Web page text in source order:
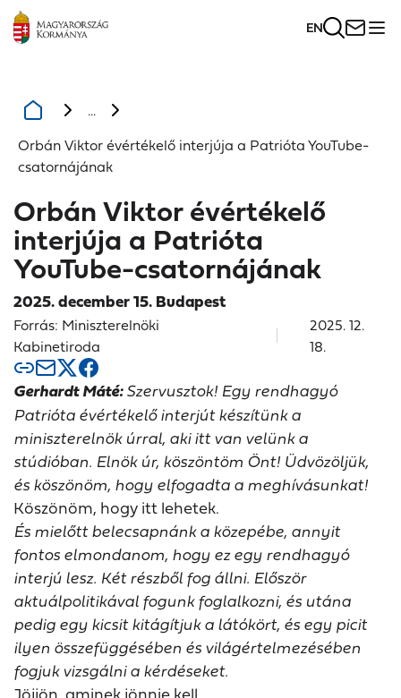
EN
...
Orbán Viktor évértékelő interjúja a Patrióta YouTube-
csatornájának
Orbán Viktor évértékelő
interjúja a Patrióta
YouTube-csatornájának
2025. december 15. Budapest
Forrás: Miniszterelnöki
Kabinetiroda
2025. 12.
18.
Gerhardt Máté:Szervusztok! Egy rendhagyó
Patrióta évértékelő interjút készítünk a
miniszterelnök úrral, aki itt van velünk a
stúdióban. Elnök úr, köszöntöm Önt! Üdvözöljük,
és köszönöm, hogy elfogadta a meghívásunkat!
Köszönöm, hogy itt lehetek.
És mielőtt belecsapnánk a közepébe, annyit
fontos elmondanom, hogy ez egy rendhagyó
interjú lesz. Két részből fog állni. Először
aktuálpolitikával fogunk foglalkozni, és utána
pedig egy kicsit kitágítjuk a látókört, és egy picit
ilyen összefüggésében és világértelmezésében
fogjuk vizsgálni a kérdéseket.